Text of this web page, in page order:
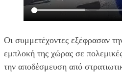
Οι συμμετέχοντες εξέφρασαν
εμπλοκή της χώρας σε
την αποδέσμευση από